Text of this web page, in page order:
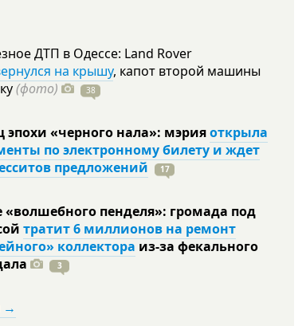
ДТП в Одессе: Land Rover
на крышу, капот второй машины
(фото) 38
эпохи «черного нала»: мэрияоткрыла
по электронному билету и ждет
предложений
17
«волшебного пенделя»: громада под
тратит 6 миллионов на ремонт
коллектора из-за фекального
3
→